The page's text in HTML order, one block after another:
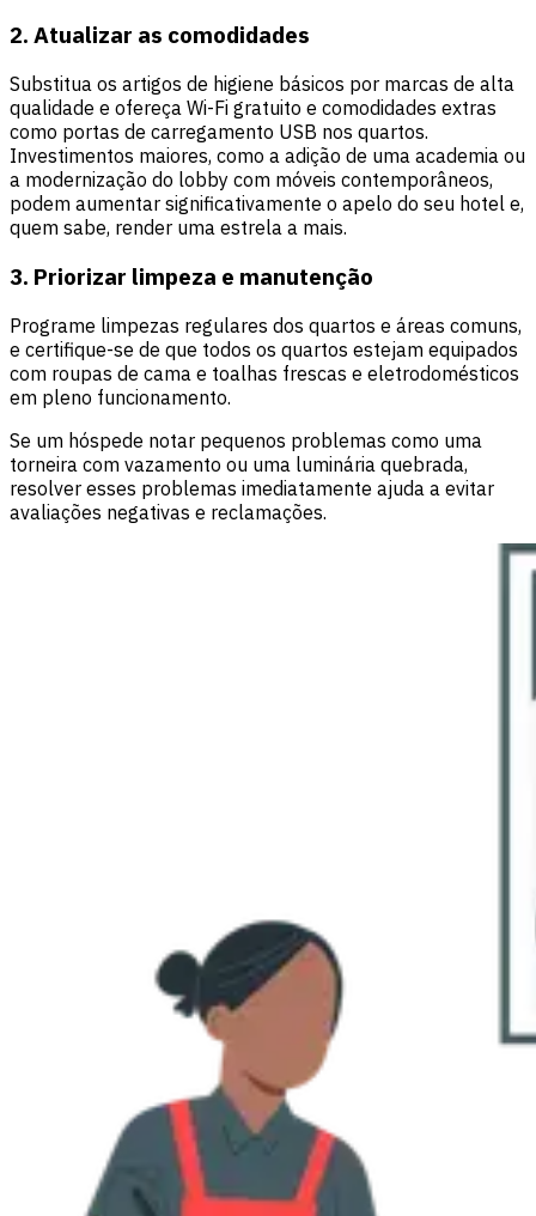
2. Atualizar as comodidades
Substitua os artigos de higiene básicos por marcas de alta
qualidade e ofereça Wi-Fi gratuito e comodidades extras
como portas de carregamento USB nos quartos.
Investimentos maiores, como a adição de uma academia ou
a modernização do lobby com móveis contemporâneos,
podem aumentar significativamente o apelo do seu hotel e,
quem sabe, render uma estrela a mais.
3. Priorizar limpeza e manutenção
Programe limpezas regulares dos quartos e áreas comuns,
e certifique-se de que todos os quartos estejam equipados
com roupas de cama e toalhas frescas e eletrodomésticos
em pleno funcionamento.
Se um hóspede notar pequenos problemas como uma
torneira com vazamento ou uma luminária quebrada,
resolver esses problemas imediatamente ajuda a evitar
avaliações negativas e reclamações.